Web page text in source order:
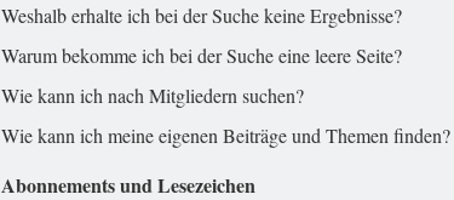
Weshalb erhalte ich bei der Suche keine Ergebnisse?
Warum bekomme ich bei der Suche eine leere Seite?
Wie kann ich nach Mitgliedern suchen?
Wie kann ich meine eigenen Beiträge und Themen finden?
Abonnements und Lesezeichen